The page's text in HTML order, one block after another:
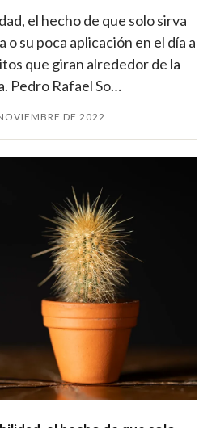
el hecho de que solo sirva
su poca aplicación en el día a
que giran alrededor de la
Pedro Rafael So…
DE 2022